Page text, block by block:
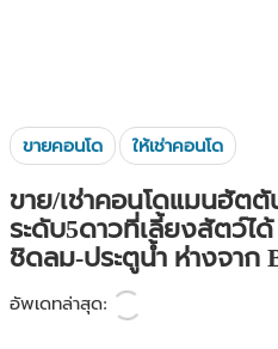
ขายคอนโด ให้เช่าคอนโด
ขาย/เช่าคอนโดแมนฮัต
ระดับ5ดาวที่เลี้ยงสัตว์ไ
ชิดลม-ประตูน้ำ ห่างจาก
อัพเดทล่าสุด: